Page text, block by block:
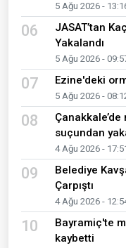
5 Ağu 2026 -
06
JASAT’tan
Yakalandı
5 Ağu 2026 -
07 Ezine'deki
5 Ağu 2026 -
08
Çanakkale’de
suçundan
4 Ağu 2026 -
09
Belediye
Çarpıştı
4 Ağu 2026 -
10
Bayramiç'te
kaybetti